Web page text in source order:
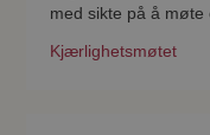
med sikte på å møte
Kjærlighetsmøtet